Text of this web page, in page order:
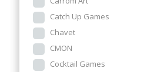
Catch Up Games
Chavet
CMON
Cocktail Games